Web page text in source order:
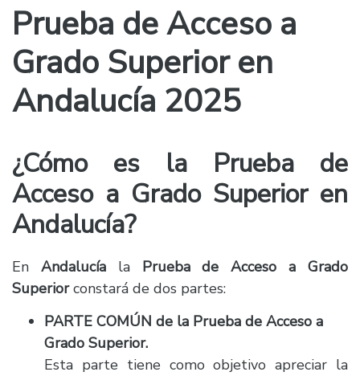
Prueba de Acceso a
Grado Superior en
Andalucía 2025
¿Cómo es la Prueba de
Acceso a Grado Superior en
Andalucía?
En Andalucíala Prueba de Acceso a Grado
Superiorconstará de dos partes:
PARTE COMÚN de la Prueba de Acceso a
Grado Superior.
Esta parte tiene como objetivo apreciar la